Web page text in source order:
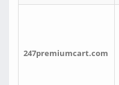
247premiumcart.com